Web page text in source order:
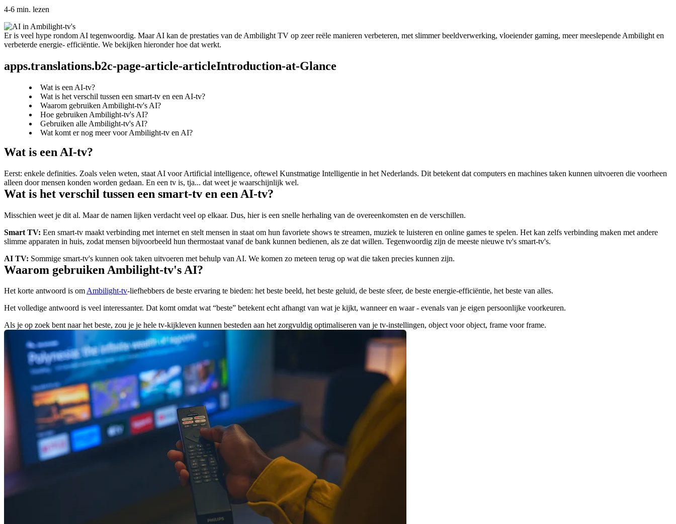
4-6 min. lezen
Er is veel hype rondom AI tegenwoordig. Maar AI kan de prestaties van de Ambilight TV op zeer reële manieren verbeteren, met slimmer beeldverwerking, vloeiender gaming, meer meeslepende Ambilight en
verbeterde energie- efficiëntie. We bekijken hieronder hoe dat werkt.
apps.translations.b2c-page-article-articleIntroduction-at-Glance
Wat is een AI-tv?
Wat is het verschil tussen een smart-tv en een AI-tv?
Waarom gebruiken Ambilight-tv's AI?
Hoe gebruiken Ambilight-tv's AI?
Gebruiken alle Ambilight-tv's AI?
Wat komt er nog meer voor Ambilight-tv en AI?
Wat is een AI-tv?
Eerst: enkele definities. Zoals velen weten, staat AI voor Artificial intelligence, oftewel Kunstmatige Intelligentie in het Nederlands. Dit betekent dat computers en machines taken kunnen uitvoeren die voorheen
alleen door mensen konden worden gedaan. En een tv is, tja... dat weet je waarschijnlijk wel.
Wat is het verschil tussen een smart-tv en een AI-tv?
Misschien weet je dit al. Maar de namen lijken verdacht veel op elkaar. Dus, hier is een snelle herhaling van de overeenkomsten en de verschillen.
Smart TV: Een smart-tv maakt verbinding met internet en stelt mensen in staat om hun favoriete shows te streamen, muziek te luisteren en online games te spelen. Het kan zelfs verbinding maken met andere
slimme apparaten in huis, zodat mensen bijvoorbeeld hun thermostaat vanaf de bank kunnen bedienen, als ze dat willen. Tegenwoordig zijn de meeste nieuwe tv's smart-tv's.
AI TV: Sommige smart-tv's kunnen ook taken uitvoeren met behulp van AI. We komen zo meteen terug op wat die taken precies kunnen zijn.
Waarom gebruiken Ambilight-tv's AI?
Het korte antwoord is om Ambilight-tv-liefhebbers de beste ervaring te bieden: het beste beeld, het beste geluid, de beste sfeer, de beste energie-efficiëntie, het beste van alles.
Het volledige antwoord is veel interessanter. Dat komt omdat wat “beste” betekent echt afhangt van wat je kijkt, wanneer en waar - evenals van je eigen persoonlijke voorkeuren.
Als je op zoek bent naar het beste, zou je je hele tv-kijkleven kunnen besteden aan het zorgvuldig optimaliseren van je tv-instellingen, object voor object, frame voor frame.